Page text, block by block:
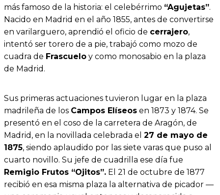
más famoso de la historia: el celebérrimo “Agujetas”.
Nacido en Madrid en el año 1855, antes de convertirse
en varilarguero, aprendió el oficio de cerrajero,
intentó ser torero de a pie, trabajó como mozo de
cuadra de Frascuelo y como monosabio en la plaza
de Madrid.
Sus primeras actuaciones tuvieron lugar en la plaza
madrileña de los Campos Elíseos en 1873 y 1874. Se
presentó en el coso de la carretera de Aragón, de
Madrid, en la novillada celebrada el 27 de mayo de
1875, siendo aplaudido por las siete varas que puso al
cuarto novillo. Su jefe de cuadrilla ese día fue
Remigio Frutos “Ojitos”. El 21 de octubre de 1877
recibió en esa misma plaza la alternativa de picador —